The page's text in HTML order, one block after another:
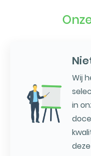
Wij
in